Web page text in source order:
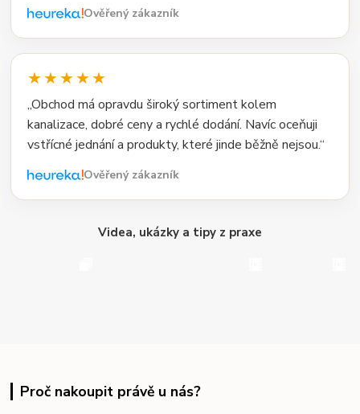
Ověřený zákazník
★★★★★
„Obchod má opravdu široký sortiment kolem
kanalizace, dobré ceny a rychlé dodání. Navíc oceňuji
vstřícné jednání a produkty, které jinde běžně nejsou.“
Ověřený zákazník
Videa, ukázky a tipy z praxe
Proč nakoupit právě u nás?